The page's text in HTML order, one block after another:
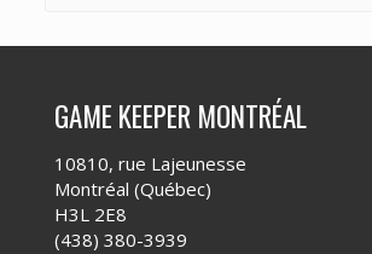
GAME KEEPER MONTRÉAL
10810, rue Lajeunesse
Montréal (Québec)
H3L 2E8
(438) 380-3939